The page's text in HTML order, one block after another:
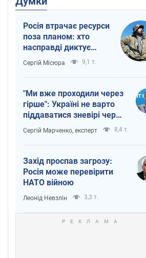
Росія втрачає ресурси
поза планом: хто
насправді диктує
темп війни
Сергій Місюра 9,1 т.
"Ми вже проходили через
гірше": Україні не варто
піддаватися зневірі через
ракетний терор
Сергій Марченко, експерт 8,4 т.
Захід проспав загрозу:
Росія може перевірити
НАТО війною
Леонід Невзлін 3,3 т.